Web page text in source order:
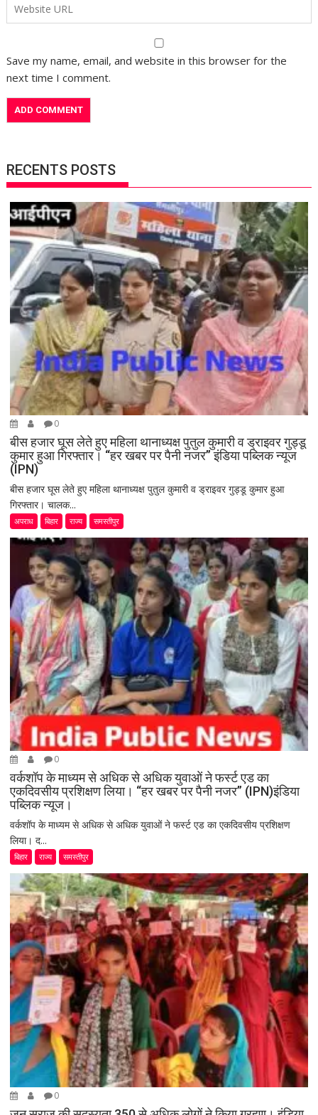
Save my name, email, and website in this browser for the
next time I comment.
RECENTS POSTS
0
बीस हजार घूस लेते हुए महिला थानाध्यक्ष पुतुल कुमारी व ड्राइवर गुड्डू
कुमार हुआ गिरफ्तार। “हर खबर पर पैनी नजर” इंडिया पब्लिक न्यूज
(IPN)
बीस हजार घूस लेते हुए महिला थानाध्यक्ष पुतुल कुमारी व ड्राइवर गुड्डू कुमार हुआ
गिरफ्तार। चालक...
अपराध बिहार राज्य समस्तीपुर
0
वर्कशॉप के माध्यम से अधिक से अधिक युवाओं ने फर्स्ट एड का
एकदिवसीय प्रशिक्षण लिया। “हर खबर पर पैनी नजर” (IPN)इंडिया
पब्लिक न्यूज।
वर्कशॉप के माध्यम से अधिक से अधिक युवाओं ने फर्स्ट एड का एकदिवसीय प्रशिक्षण
लिया। द...
बिहार राज्य समस्तीपुर
0